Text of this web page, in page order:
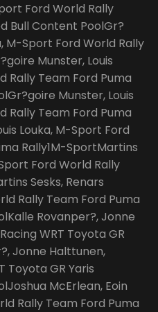
Ford World Rally
Bull Content PoolGr?
M-Sport Ford World Rally
Munster, Louis
Rally Team Ford Puma
Munster, Louis
Rally Team Ford Puma
Louka, M-Sport Ford
Rally1M-SportMartins
Ford World Rally
Sesks, Renars
Rally Team Ford Puma
Rovanper?, Jonne
WRT Toyota GR
Jonne Halttunen,
Toyota GR Yaris
McErlean, Eoin
Rally Team Ford Puma